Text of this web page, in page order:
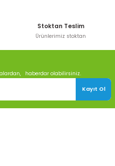
Stoktan Teslim
Ürünlerimiz stoktan
haberdar olabilirsiniz.
Kayıt Ol